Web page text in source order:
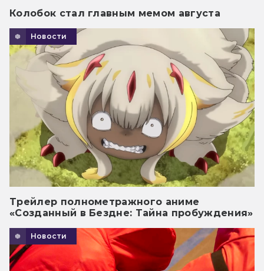
Колобок стал главным мемом августа
Новости
Трейлер полнометражного аниме
«Созданный в Бездне: Тайна пробуждения»
Новости